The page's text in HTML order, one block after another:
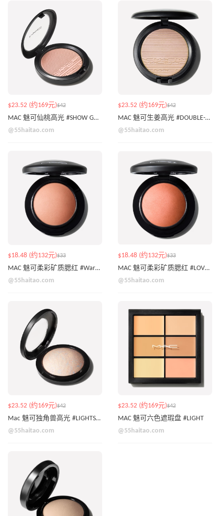
$23.52 (约169元)$42
MAC 魅可仙桃高光 #SHOW GOLD
@55haitao.com
$23.52 (约169元)$42
MAC 魅可生姜高光 #DOUBLE-GLEAM
@55haitao.com
$18.48 (约132元)$33
MAC 魅可柔彩矿质腮红 #Warm Soul
@55haitao.com
$18.48 (约132元)$33
MAC 魅可柔彩矿质腮红 #LOVE JOY
@55haitao.com
$23.52 (约169元)$42
Mac 魅可独角兽高光 #LIGHTSCAPADE
@55haitao.com
$23.52 (约169元)$42
MAC 魅可六色遮瑕盘 #LIGHT
@55haitao.com